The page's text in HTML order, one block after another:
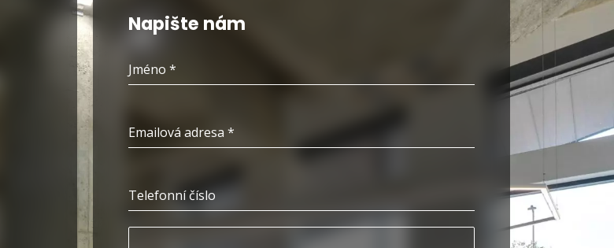
Napište nám
Jméno *
Emailová adresa *
Telefonní číslo